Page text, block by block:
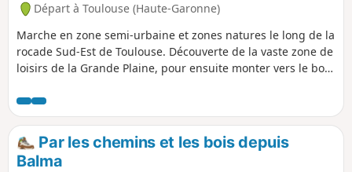
Départ à Toulouse (Haute-Garonne)
Marche en zone semi-urbaine et zones natures le long de la
rocade Sud-Est de Toulouse. Découverte de la vaste zone de
loisirs de la Grande Plaine, pour ensuite monter vers le bois
longer la Cité de l'Espace. Nombreuses possibilités de se
poser, de faire des activités physiques ou de jouer avec les
enfants.Par les chemins et les bois depuis
Balma